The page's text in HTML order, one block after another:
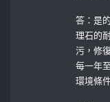
答：是
理石的
污，修
每一年
環境條